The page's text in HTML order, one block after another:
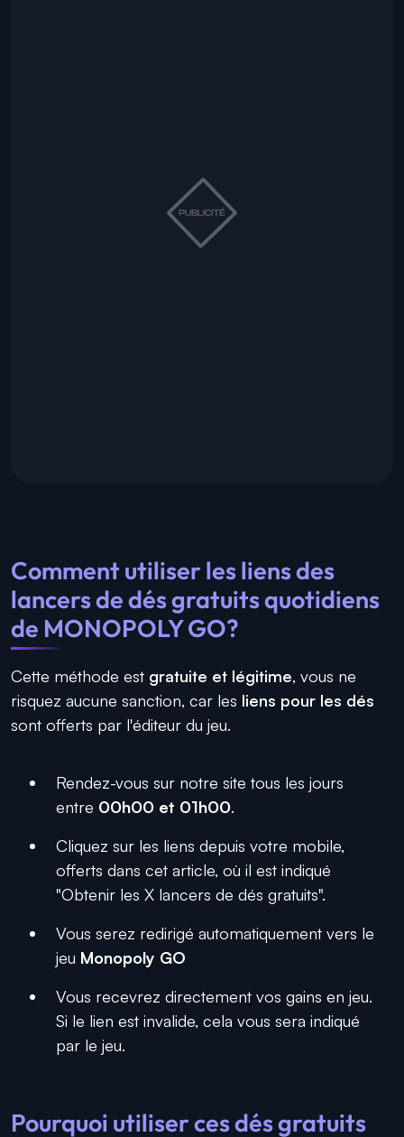
Comment utiliser les liens des
lancers de dés gratuits quotidiens
de MONOPOLY GO?
Cette méthode est gratuite et légitime, vous ne
risquez aucune sanction, car les liens pour les dés
sont offerts par l'éditeur du jeu.
Rendez-vous sur notre site tous les jours
entre 00h00 et 01h00.
Cliquez sur les liens depuis votre mobile,
offerts dans cet article, où il est indiqué
"Obtenir les X lancers de dés gratuits".
Vous serez redirigé automatiquement vers le
jeu Monopoly GO
Vous recevrez directement vos gains en jeu.
Si le lien est invalide, cela vous sera indiqué
par le jeu.
Pourquoi utiliser ces dés gratuits